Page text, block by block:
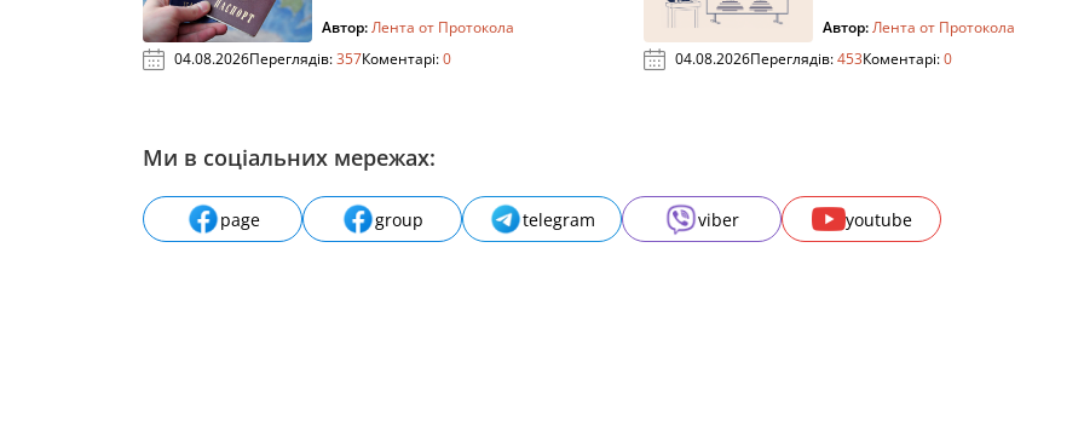
Автор:Лента от Протокола
04.08.2026Переглядів:357Коментарі:0
Автор:Лента от Протокола
04.08.2026Переглядів:453Коментарі:0
Ми в соціальних мережах:
page group telegram viber youtube